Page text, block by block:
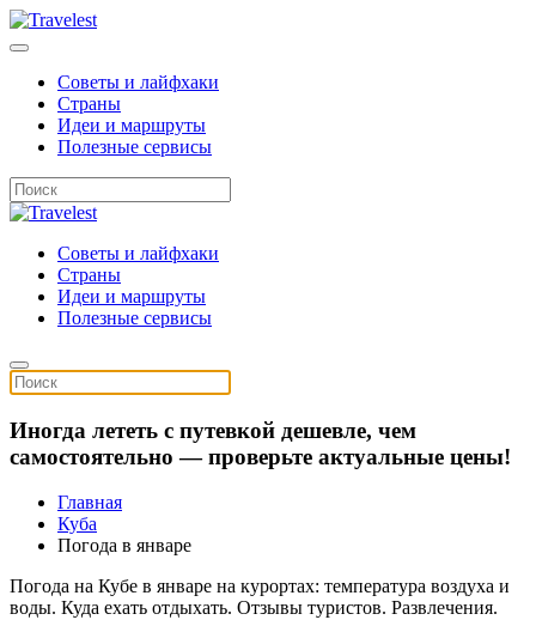
Советы и лайфхаки
Страны
Идеи и маршруты
Полезные сервисы
Советы и лайфхаки
Страны
Идеи и маршруты
Полезные сервисы
Иногда лететь с путевкой дешевле, чем
самостоятельно — проверьте актуальные цены!
Главная
Куба
Погода в январе
Погода на Кубе в январе на курортах: температура воздуха и
воды. Куда ехать отдыхать. Отзывы туристов. Развлечения.